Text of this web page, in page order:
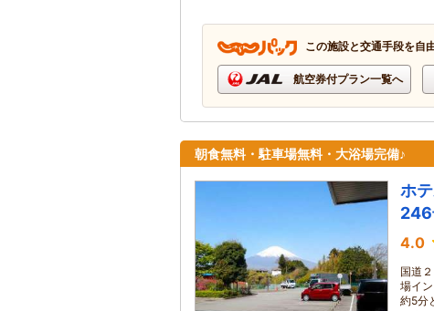
この施設と交通手段を自
航空券付プラン一覧へ
朝食無料・駐車場無料・大浴場完備♪
ホ
4.0
国道
場イ
約5分